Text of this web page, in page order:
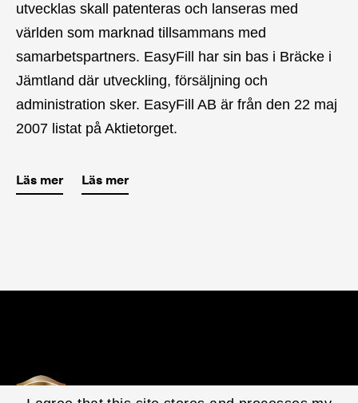
utvecklas skall patenteras och lanseras med
världen som marknad tillsammans med
samarbetspartners. EasyFill har sin bas i Bräcke i
Jämtland där utveckling, försäljning och
administration sker. EasyFill AB är från den 22 maj
2007 listat på Aktietorget.
Läs mer Läs mer